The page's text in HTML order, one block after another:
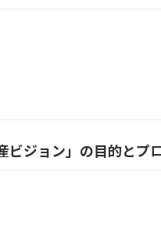
ビジョン」の目的とプ